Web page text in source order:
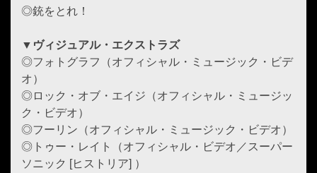
◎銃をとれ！
▼ヴィジュアル・エクストラズ
◎フォトグラフ（オフィシャル・ミュージック・ビデ
オ）
◎ロック・オブ・エイジ（オフィシャル・ミュージッ
ク・ビデオ）
◎フーリン（オフィシャル・ミュージック・ビデオ）
◎トゥー・レイト（オフィシャル・ビデオ／スーパー
ソニック [ヒストリア] ）